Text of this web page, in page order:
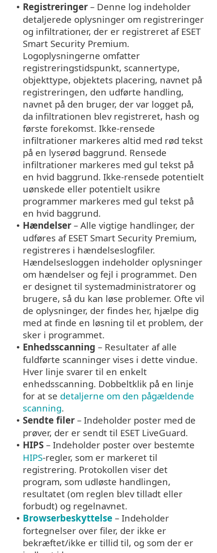
• Registreringer – Denne log indeholder
detaljerede oplysninger om registreringer
og infiltrationer, der er registreret af ESET
Smart Security Premium.
Logoplysningerne omfatter
registreringstidspunkt, scannertype,
objekttype, objektets placering, navnet på
registreringen, den udførte handling,
navnet på den bruger, der var logget på,
da infiltrationen blev registreret, hash og
første forekomst. Ikke-rensede
infiltrationer markeres altid med rød tekst
på en lyserød baggrund. Rensede
infiltrationer markeres med gul tekst på
en hvid baggrund. Ikke-rensede potentielt
uønskede eller potentielt usikre
programmer markeres med gul tekst på
en hvid baggrund.
• Hændelser – Alle vigtige handlinger, der
udføres af ESET Smart Security Premium,
registreres i hændelseslogfiler.
Hændelsesloggen indeholder oplysninger
om hændelser og fejl i programmet. Den
er designet til systemadministratorer og
brugere, så du kan løse problemer. Ofte vil
de oplysninger, der findes her, hjælpe dig
med at finde en løsning til et problem, der
sker i programmet.
• Enhedsscanning – Resultater af alle
fuldførte scanninger vises i dette vindue.
Hver linje svarer til en enkelt
enhedsscanning. Dobbeltklik på en linje
for at se detaljerne om den pågældende
scanning.
• Sendte filer – Indeholder poster med de
prøver, der er sendt til ESET LiveGuard.
• HIPS – Indeholder poster over bestemte
HIPS-regler, som er markeret til
registrering. Protokollen viser det
program, som udløste handlingen,
resultatet (om reglen blev tilladt eller
forbudt) og regelnavnet.
• Browserbeskyttelse – Indeholder
fortegnelser over filer, der ikke er
bekræftet/ikke er tillid til, og som der er